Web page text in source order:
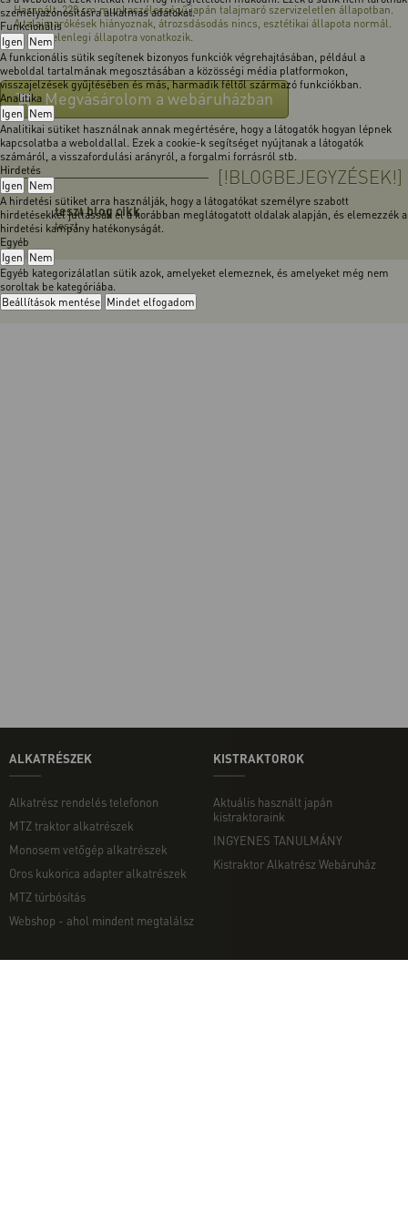
személyazonosításra alkalmas adatokat.
Funkcionális
Igen Nem
A funkcionális sütik segítenek bizonyos funkciók végrehajtásában, például a
weboldal tartalmának megosztásában a közösségi média platformokon,
visszajelzések gyűjtésében és más, harmadik féltől származó funkciókban.
Analitika
Igen Nem
Analitikai sütiket használnak annak megértésére, hogy a látogatók hogyan lépnek
kapcsolatba a weboldallal. Ezek a cookie-k segítséget nyújtanak a látogatók
számáról, a visszafordulási arányról, a forgalmi forrásról stb.
Hirdetés
Igen Nem
A hirdetési sütiket arra használják, hogy a látogatókat személyre szabott
hirdetésekkel juttassák el a korábban meglátogatott oldalak alapján, és elemezzék a
hirdetési kampány hatékonyságát.
Egyéb
Igen Nem
Egyéb kategorizálatlan sütik azok, amelyeket elemeznek, és amelyeket még nem
soroltak be kategóriába.
Beállítások mentése Mindet elfogadom
Használt, 220 cm munkaszélességű japán talajmaró szervizeletlen állapotban.
A talajmarókések hiányoznak, átrozsdásodás nincs, esztétikai állapota normál.
Az ár a jelenlegi állapotra vonatkozik.
Megvásárolom a webáruházban
[!BLOGBEJEGYZÉSEK!]
teszt blog cikk
teszt
ALKATRÉSZEK
Alkatrész rendelés telefonon
MTZ traktor alkatrészek
Monosem vetőgép alkatrészek
Oros kukorica adapter alkatrészek
MTZ túrbósítás
Webshop - ahol mindent megtalálsz
KISTRAKTOROK
Aktuális használt japán
kistraktoraink
INGYENES TANULMÁNY
Kistraktor Alkatrész Webáruház